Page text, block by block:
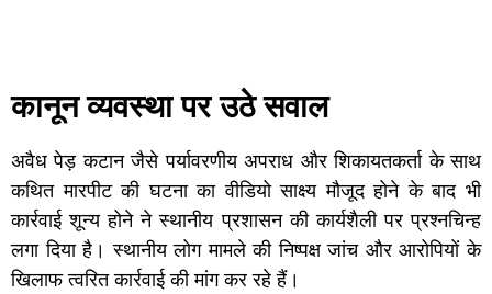
कानून व्यवस्था पर उठे सवाल
अवैध पेड़ कटान जैसे पर्यावरणीय अपराध और शिकायतकर्ता के साथ
कथित मारपीट की घटना का वीडियो साक्ष्य मौजूद होने के बाद भी
कार्रवाई शून्य होने ने स्थानीय प्रशासन की कार्यशैली पर प्रश्नचिन्ह
लगा दिया है। स्थानीय लोग मामले की निष्पक्ष जांच और आरोपियों के
खिलाफ त्वरित कार्रवाई की मांग कर रहे हैं।